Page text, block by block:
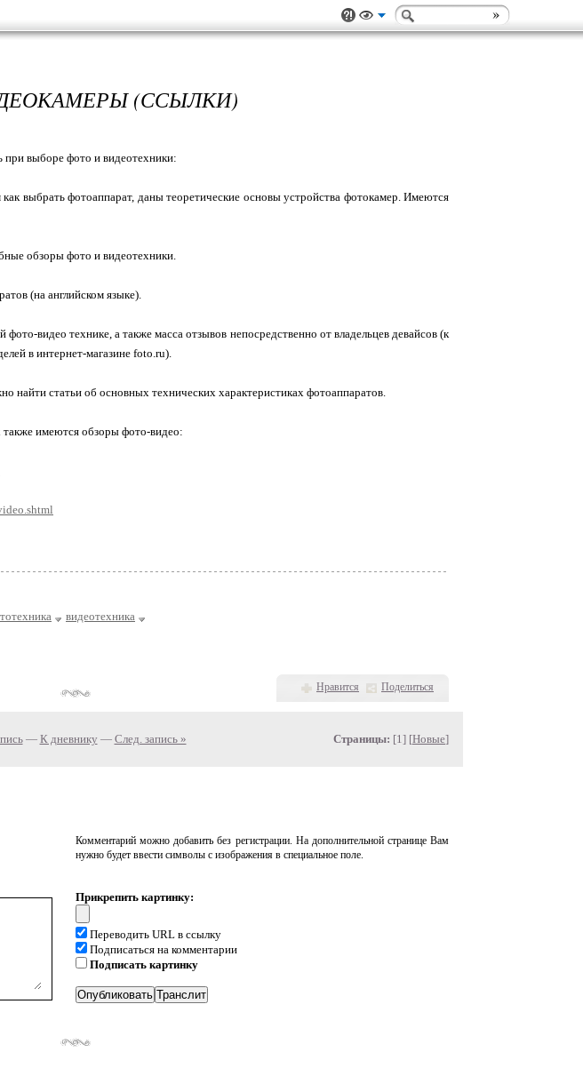
(ССЫЛКИ)
выборе фото и видеотехники:
выбрать фотоаппарат, даны теоретические основы устройства фотокамер. Имеются
обзоры фото и видеотехники.
(на английском языке).
видео технике, а также масса отзывов непосредственно от владельцев девайсов (к
в интернет-магазине foto.ru).
найти статьи об основных технических характеристиках фотоаппаратов.
также имеются обзоры фото-видео:
видеотехника
Нравится Поделиться
— К дневнику — След. запись » Страницы: [1] [Новые]
Комментарий можно добавить без регистрации. На дополнительной странице Вам
нужно будет ввести символы с изображения в специальное поле.
Прикрепить картинку:
Переводить URL в ссылку
Подписаться на комментарии
Подписать картинку